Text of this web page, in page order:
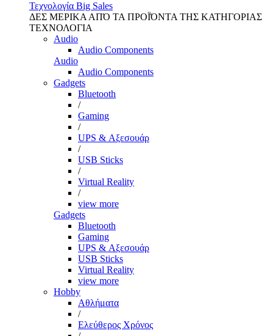
Τεχνολογία Big Sales
ΔΕΣ ΜΕΡΙΚΑ ΑΠΌ ΤΑ ΠΡΟΪΌΝΤΑ ΤΗΣ ΚΑΤΗΓΟΡΙΑΣ
ΤΕΧΝΟΛΟΓΙΑ
Audio
Audio Components
Audio
Audio Components
Gadgets
Bluetooth
/
Gaming
/
UPS & Αξεσουάρ
/
USB Sticks
/
Virtual Reality
/
view more
Gadgets
Bluetooth
Gaming
UPS & Αξεσουάρ
USB Sticks
Virtual Reality
view more
Hobby
Αθλήματα
/
Ελεύθερος Χρόνος